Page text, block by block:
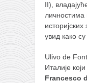
II),
личностима
увид како
Ulivo de
Италије
Francesco